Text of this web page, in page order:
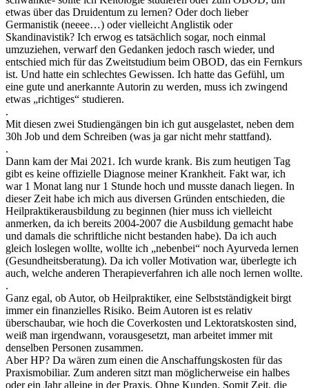
etwas über das Druidentum zu lernen? Oder doch lieber
Germanistik (neeee…) oder vielleicht Anglistik oder
Skandinavistik? Ich erwog es tatsächlich sogar, noch einmal
umzuziehen, verwarf den Gedanken jedoch rasch wieder, und
entschied mich für das Zweitstudium beim OBOD, das ein Fernkurs
ist. Und hatte ein schlechtes Gewissen. Ich hatte das Gefühl, um
eine gute und anerkannte Autorin zu werden, muss ich zwingend
etwas „richtiges“ studieren.
.
Mit diesen zwei Studiengängen bin ich gut ausgelastet, neben dem
30h Job und dem Schreiben (was ja gar nicht mehr stattfand).
.
Dann kam der Mai 2021. Ich wurde krank. Bis zum heutigen Tag
gibt es keine offizielle Diagnose meiner Krankheit. Fakt war, ich
war 1 Monat lang nur 1 Stunde hoch und musste danach liegen. In
dieser Zeit habe ich mich aus diversen Gründen entschieden, die
Heilpraktikerausbildung zu beginnen (hier muss ich vielleicht
anmerken, da ich bereits 2004-2007 die Ausbildung gemacht habe
und damals die schriftliche nicht bestanden habe). Da ich auch
gleich loslegen wollte, wollte ich „nebenbei“ noch Ayurveda lernen
(Gesundheitsberatung). Da ich voller Motivation war, überlegte ich
auch, welche anderen Therapieverfahren ich alle noch lernen wollte.
.
Ganz egal, ob Autor, ob Heilpraktiker, eine Selbstständigkeit birgt
immer ein finanzielles Risiko. Beim Autoren ist es relativ
überschaubar, wie hoch die Coverkosten und Lektoratskosten sind,
weiß man irgendwann, vorausgesetzt, man arbeitet immer mit
denselben Personen zusammen.
Aber HP? Da wären zum einen die Anschaffungskosten für das
Praxismobiliar. Zum anderen sitzt man möglicherweise ein halbes
oder ein Jahr alleine in der Praxis. Ohne Kunden. Somit Zeit, die